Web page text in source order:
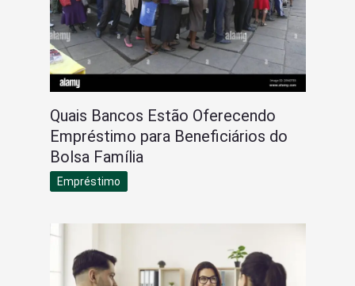
Quais Bancos Estão Oferecendo
Empréstimo para Beneficiários do
Bolsa Família
Empréstimo